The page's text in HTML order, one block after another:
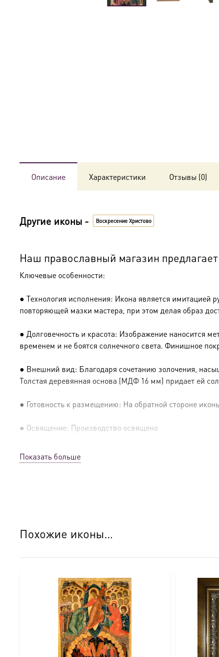
Описание Характеристики Отзывы (0)
Другие иконы - Воскресение Христово
Наш православный магазин
Ключевые особенности:
● Технология исполнения: Икона является имитацией
повторяющей мазки мастера, при этом делая образ
● Долговечность и красота: Изображение наносится
временем и не боятся солнечного света. Финишное
● Внешний вид: Благодаря сочетанию золочения,
Толстая деревянная основа (МДФ 16 мм) придает ей
● Готовность к размещению: На обратной стороне
● Освящение: Производство освящено
Эта икона станет прекрасным духовным подарком:
● На день Ангела (именины) — в честь небесного
● На Крещение ребенка или взрослого.
Показать больше
Похожие иконы…